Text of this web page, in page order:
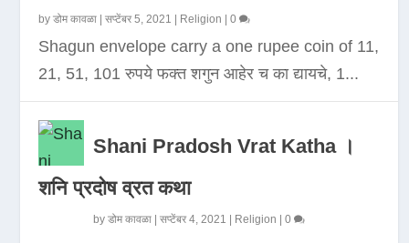
byडोम कावळा |सप्टेंबर 5, 2021 Religion |0
Shagun envelope carry a one rupee coin of 11,
21, 51, 101 रुपये फक्त शगुन आहेर च का द्यायचे, 1...
Shani Pradosh Vrat Katha ।
शनि प्रदोष व्रत कथा
byडोम कावळा |सप्टेंबर 4, 2021 Religion |0